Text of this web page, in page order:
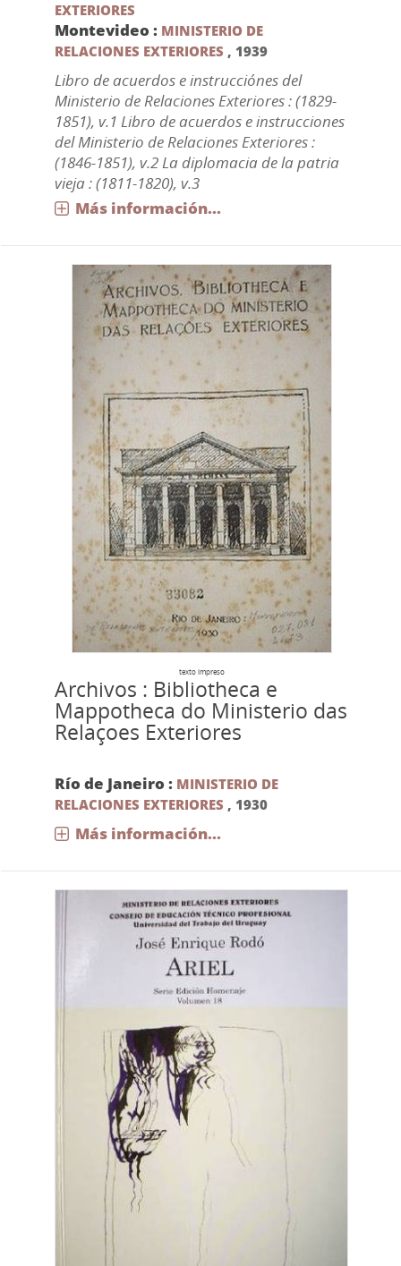
EXTERIORES
Montevideo : MINISTERIO DE
RELACIONES EXTERIORES , 1939
Libro de acuerdos e instrucciónes del
Ministerio de Relaciones Exteriores : (1829-
1851), v.1 Libro de acuerdos e instrucciones
del Ministerio de Relaciones Exteriores :
(1846-1851), v.2 La diplomacia de la patria
vieja : (1811-1820), v.3
Más información...
texto impreso
Archivos : Bibliotheca e
Mappotheca do Ministerio das
Relaçoes Exteriores
Río de Janeiro : MINISTERIO DE
RELACIONES EXTERIORES , 1930
Más información...